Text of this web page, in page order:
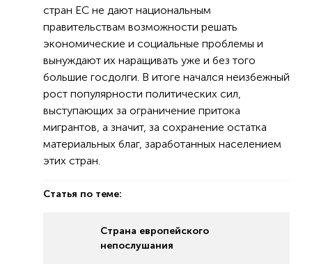
стран ЕС не дают национальным
правительствам возможности решать
экономические и социальные проблемы и
вынуждают их наращивать уже и без того
большие госдолги. В итоге начался неизбежный
рост популярности политических сил,
выступающих за ограничение притока
мигрантов, а значит, за сохранение остатка
материальных благ, заработанных населением
этих стран.
Статья по теме:
Страна европейского
непослушания